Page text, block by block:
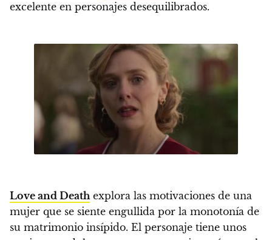
excelente en personajes desequilibrados.
Love and Deathexplora las motivaciones de una
mujer que se siente engullida por la monotonía de
su matrimonio insípido. El personaje tiene unos